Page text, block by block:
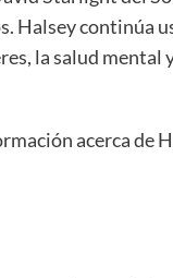
Halsey continúa
la salud mental
acerca de